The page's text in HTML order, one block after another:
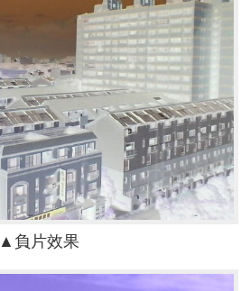
▲負片效果